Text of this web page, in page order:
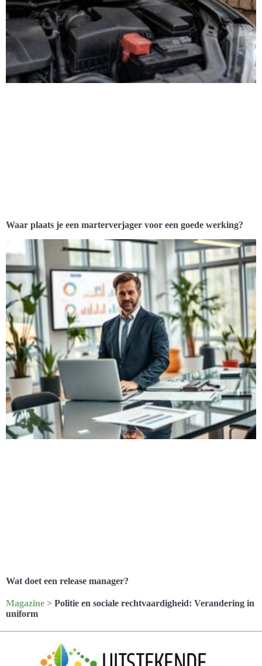
Waar plaats je een marterverjager voor een goede werking?
Wat doet een release manager?
Magazine > Politie en sociale rechtvaardigheid: Verandering in
uniform